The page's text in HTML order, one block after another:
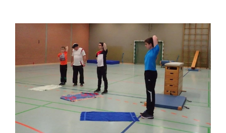
grösseres